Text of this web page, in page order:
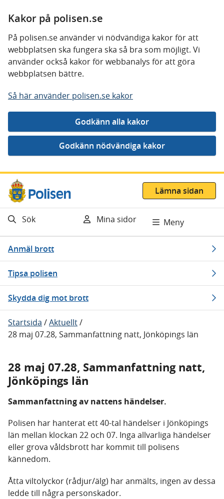
Kakor på polisen.se
På polisen.se använder vi nödvändiga kakor för att
webbplatsen ska fungera ska så bra som möjligt. Vi
använder också kakor för webbanalys för att göra
webbplatsen bättre.
Så här använder polisen.se kakor
Gå direkt till innehåll
Lämna sidan
Sök Mina sidor Meny
Anmäl brott
Tipsa polisen
Skydda dig mot brott
Startsida /Aktuellt/
28 maj 07.28, Sammanfattning natt, Jönköpings län
28 maj 07.28, Sammanfattning natt,
Jönköpings län
Sammanfattning av nattens händelser.
Polisen har hanterat ett 40-tal händelser i Jönköpings
län mellan klockan 22 och 07. Inga allvarliga händelser
eller grova våldsbrott har kommit till polisens
kännedom.
Åtta viltolyckor (rådjur/älg) har anmälts, ingen av dessa
ledde till några personskador.